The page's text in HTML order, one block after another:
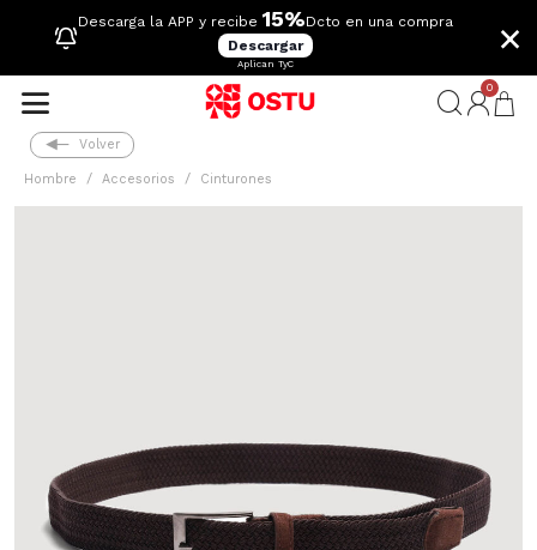
Descarga la APP y recibe 15%Dcto en una compra
Descargar
Aplican TyC
×
0
Volver
Hombre Accesorios Cinturones